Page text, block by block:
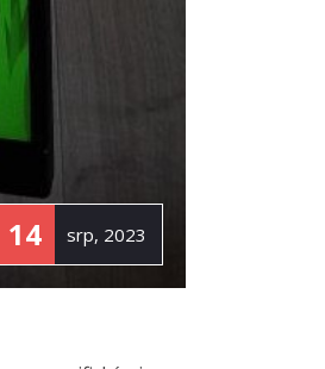
14 srp, 2023